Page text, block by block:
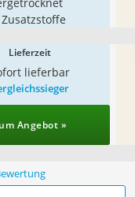
Lieferzeit
lieferbar
Angebot »